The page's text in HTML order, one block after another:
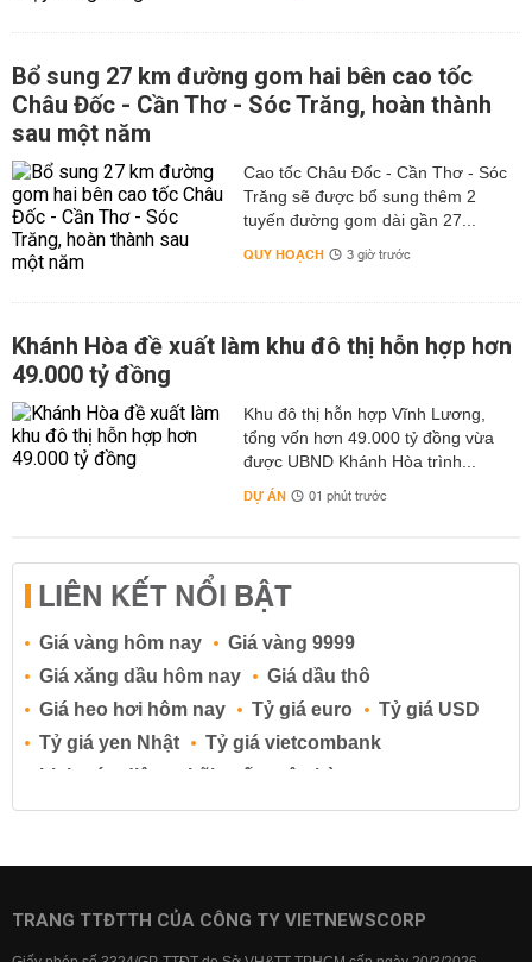
Bổ sung 27 km đường gom hai bên cao tốc
Châu Đốc - Cần Thơ - Sóc Trăng, hoàn thành
sau một năm
Cao tốc Châu Đốc - Cần Thơ - Sóc
Trăng sẽ được bổ sung thêm 2
tuyến đường gom dài gần 27...
QUY HOẠCH 3 giờ trước
Khánh Hòa đề xuất làm khu đô thị hỗn hợp hơn
49.000 tỷ đồng
Khu đô thị hỗn hợp Vĩnh Lương,
tổng vốn hơn 49.000 tỷ đồng vừa
được UBND Khánh Hòa trình...
DỰ ÁN 01 phút trước
LIÊN KẾT NỔI BẬT
Giá vàng hôm nay
Giá vàng 9999
Giá xăng dầu hôm nay
Giá dầu thô
Giá heo hơi hôm nay
Tỷ giá euro
Tỷ giá USD
Tỷ giá yen Nhật
Tỷ giá vietcombank
Lịch cúp điện
Lãi suất ngân hàng
Lãi suất tiết kiệm
Lãi suất tiền gửi
Lãi suất ngân hàng BIDV
TRANG TTĐTTH CỦA CÔNG TY VIETNEWSCORP